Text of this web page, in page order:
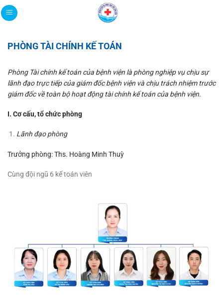
Bỏ
qua
dung
PHÒNG TÀI CHÍNH KẾ TOÁN
Phòng Tài chính kế toán của bệnh viện là phòng nghiệp vụ chịu sự
lãnh đạo trực tiếp của giám đốc bệnh viện và chịu trách nhiệm trước
giám đốc về toàn bộ hoạt động tài chính kế toán của bệnh viện.
I. Cơ cấu, tổ chức phòng
Lãnh đạo phòng
Trưởng phòng: Ths. Hoàng Minh Thuỳ
Cùng đội ngũ 6 kế toán viên